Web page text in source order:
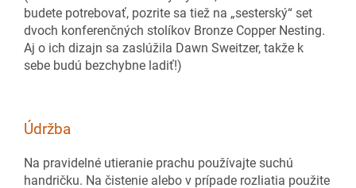
budete potrebovať, pozrite sa tiež na „sesterský“ set
dvoch konferenčných stolíkov Bronze Copper Nesting.
Aj o ich dizajn sa zaslúžila Dawn Sweitzer, takže k
sebe budú bezchybne ladiť!)
Údržba
Na pravidelné utieranie prachu používajte suchú
handričku. Na čistenie alebo v prípade rozliatia použite